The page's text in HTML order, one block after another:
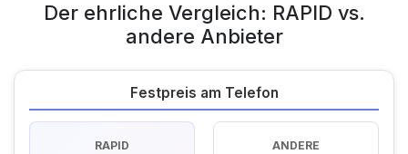
Der ehrliche Vergleich: RAPID vs.
andere Anbieter
Festpreis am Telefon
RAPID ANDERE